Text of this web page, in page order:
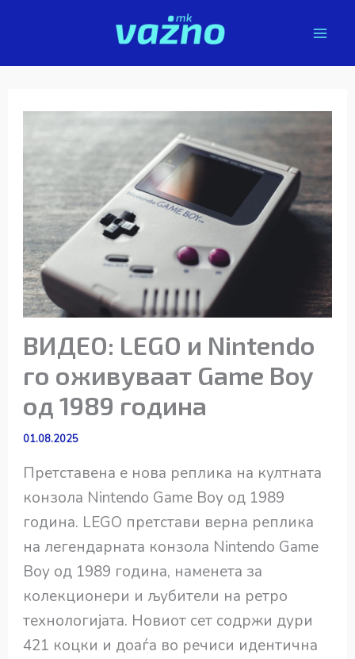
ВИДЕО: LEGO и Nintendo
го оживуваат Game Boy
од 1989 година
01.08.2025
Претставена е нова реплика на култната
конзола Nintendo Game Boy од 1989
година. LEGO претстави верна реплика
на легендарната конзола Nintendo Game
Boy од 1989 година, наменета за
колекционери и љубители на ретро
технологијата. Новиот сет содржи дури
421 коцки и доаѓа во речиси идентична